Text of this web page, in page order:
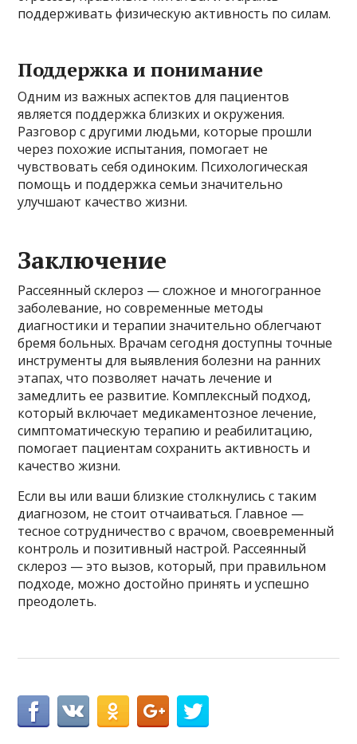
поддерживать физическую активность по силам.
Поддержка и понимание
Одним из важных аспектов для пациентов
является поддержка близких и окружения.
Разговор с другими людьми, которые прошли
через похожие испытания, помогает не
чувствовать себя одиноким. Психологическая
помощь и поддержка семьи значительно
улучшают качество жизни.
Заключение
Рассеянный склероз — сложное и многогранное
заболевание, но современные методы
диагностики и терапии значительно облегчают
бремя больных. Врачам сегодня доступны точные
инструменты для выявления болезни на ранних
этапах, что позволяет начать лечение и
замедлить ее развитие. Комплексный подход,
который включает медикаментозное лечение,
симптоматическую терапию и реабилитацию,
помогает пациентам сохранить активность и
качество жизни.
Если вы или ваши близкие столкнулись с таким
диагнозом, не стоит отчаиваться. Главное —
тесное сотрудничество с врачом, своевременный
контроль и позитивный настрой. Рассеянный
склероз — это вызов, который, при правильном
подходе, можно достойно принять и успешно
преодолеть.